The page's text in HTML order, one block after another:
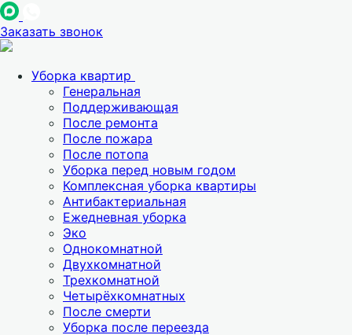
Заказать звонок
Уборка квартир
Генеральная
Поддерживающая
После ремонта
После пожара
После потопа
Уборка перед новым годом
Комплексная уборка квартиры
Антибактериальная
Ежедневная уборка
Эко
Однокомнатной
Двухкомнатной
Трехкомнатной
Четырёхкомнатных
После смерти
Уборка после переезда